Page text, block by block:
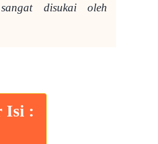
disukai oleh
Isi :